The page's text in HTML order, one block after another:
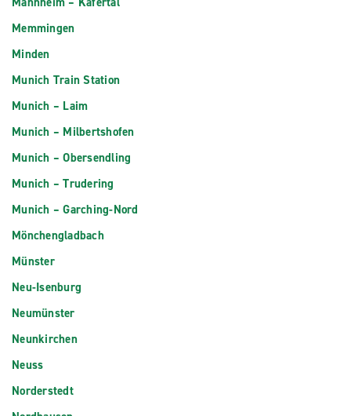
Memmingen
Minden
Munich Train Station
Munich – Laim
Munich – Milbertshofen
Munich – Obersendling
Munich – Trudering
Munich – Garching-Nord
Mönchengladbach
Münster
Neu-Isenburg
Neumünster
Neunkirchen
Neuss
Norderstedt